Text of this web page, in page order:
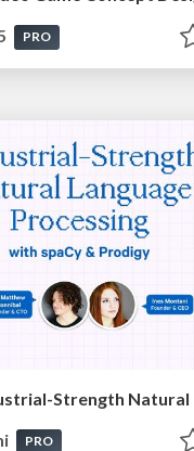
PRO
PRO